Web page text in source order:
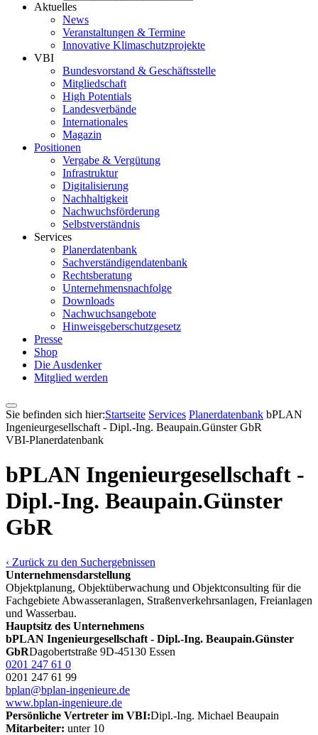
Aktuelles
News
Veranstaltungen & Termine
Innovative Klimaschutzprojekte
VBI
Bundesvorstand & Geschäftsstelle
Mitgliedschaft
High Potentials
Landesverbände
Internationales
Magazin
Positionen
Vergabe & Vergütung
Infrastruktur
Digitalisierung
Nachhaltigkeit
Nachwuchsförderung
Selbstverständnis
Services
Planerdatenbank
Sachverständigendatenbank
Rechtsberatung
Unternehmensnachfolge
Downloads
Nachwuchsangebote
Hinweisgeberschutzgesetz
Presse
Shop
Die Ausdenker
Mitglied werden
Sie befinden sich hier:Startseite Services Pla­ner­daten­bank bPLAN
Ingenieurgesellschaft - Dipl.-Ing. Beaupain.Günster GbR
VBI-Pla­ner­daten­bank
bPLAN Ingenieurgesellschaft -
Dipl.-Ing. Beaupain.Günster
GbR
‹ Zurück zu den Suchergebnissen
Unternehmensdarstellung
Objektplanung, Objektüberwachung und Objektconsulting für die
Fachgebiete Abwasseranlagen, Straßenverkehrsanlagen, Freianlagen
und Wasserbau.
Hauptsitz des Unternehmens
bPLAN Ingenieurgesellschaft - Dipl.-Ing. Beaupain.Günster
GbRDagobertstraße 9D-45130 Essen
0201 247 61 0
0201 247 61 99
bplan@bplan-ingenieure.de
www.bplan-ingenieure.de
Persönliche Vertreter im VBI:Dipl.-Ing. Michael Beaupain
Mitarbeiter: unter 10